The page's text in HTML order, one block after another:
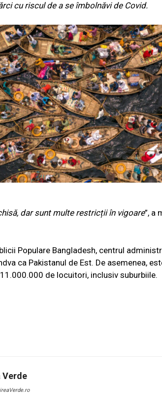
cu riscul de a se îmbolnăvi de Covid.
dar sunt multe restricții în vigoare”, a
Populare Bangladesh, centrul
ca Pakistanul de Est. De asemenea,
de locuitori, inclusiv suburbiile.
Verde